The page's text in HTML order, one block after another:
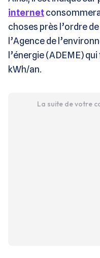
internet
choses près l’ordre
l’Agence de
l’énergie (ADEME)
kWh/an.
La suite de votre